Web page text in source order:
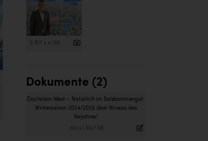
5 817 x 4 155
Dokumente (2)
Dachstein West – Natürlich im Salzkammergut:
Wintersaison 2024/2025 über Niveau des
Vorjahres!
.docx| 59,7 KB